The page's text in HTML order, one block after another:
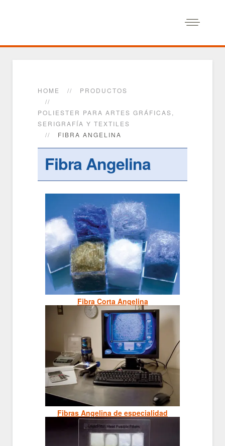
HOME PRODUCTOS
POLIESTER PARA ARTES GRÁFICAS,
SERIGRAFÍA Y TEXTILES
FIBRA ANGELINA
Fibra Angelina
Fibra Corta Angelina
Fibras Angelina de especialidad